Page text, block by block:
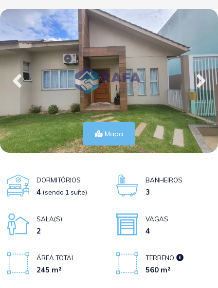
Mapa
DORMITÓRIOS
4 (sendo 1 suíte)
BANHEIROS
3
SALA(S)
2
VAGAS
4
ÁREA TOTAL
245 m²
TERRENO
560 m²